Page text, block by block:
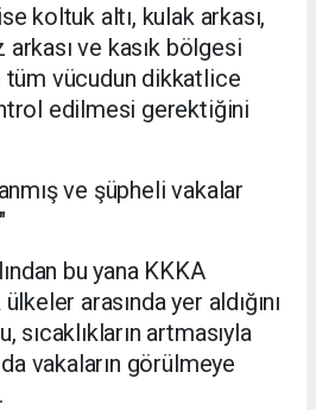
koltuk altı, kulak arkası,
arkası ve kasık bölgesi
vücudun dikkatlice
edilmesi gerektiğini
ve şüpheli vakalar
bu yana KKKA
arasında yer aldığını
artmasıyla
vakaların görülmeye